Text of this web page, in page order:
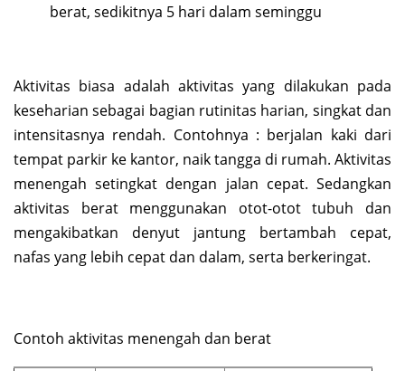
berat, sedikitnya 5 hari dalam seminggu
Aktivitas biasa adalah aktivitas yang dilakukan pada
keseharian sebagai bagian rutinitas harian, singkat dan
intensitasnya rendah. Contohnya : berjalan kaki dari
tempat parkir ke kantor, naik tangga di rumah. Aktivitas
menengah setingkat dengan jalan cepat. Sedangkan
aktivitas berat menggunakan otot-otot tubuh dan
mengakibatkan denyut jantung bertambah cepat,
nafas yang lebih cepat dan dalam, serta berkeringat.
Contoh aktivitas menengah dan berat